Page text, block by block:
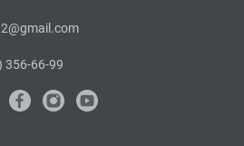
356-66-99